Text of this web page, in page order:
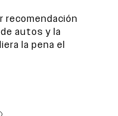
recomendación
autos y la
la pena el